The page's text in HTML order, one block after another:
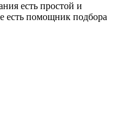
есть простой и
есть помощник подбора